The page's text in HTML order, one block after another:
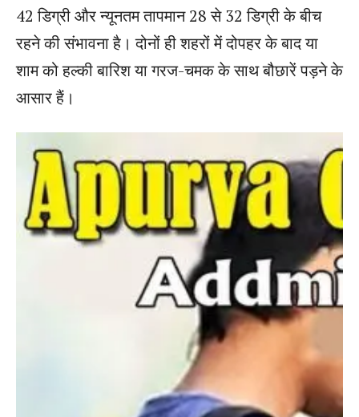
42 डिग्री और न्यूनतम तापमान 28 से 32 डिग्री के बीच
रहने की संभावना है। दोनों ही शहरों में दोपहर के बाद या
शाम को हल्की बारिश या गरज-चमक के साथ बौछारें पड़ने के
आसार हैं।